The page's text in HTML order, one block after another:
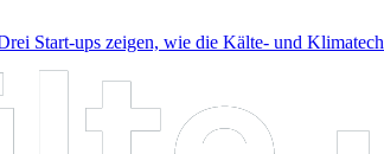
Start-ups zeigen, wie die Kälte- und